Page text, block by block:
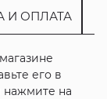
И ОПЛАТА
его в
на